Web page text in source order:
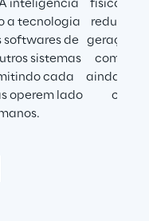
inteligência
a tecnologia
softwares de
sistemas
cada
operem lado
física,
geração
ainda